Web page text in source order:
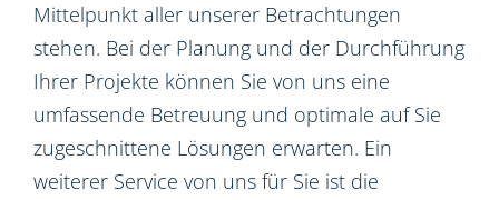
Mittelpunkt aller unserer Betrachtungen
stehen. Bei der Planung und der Durchführung
Ihrer Projekte können Sie von uns eine
umfassende Betreuung und optimale auf Sie
zugeschnittene Lösungen erwarten. Ein
weiterer Service von uns für Sie ist die